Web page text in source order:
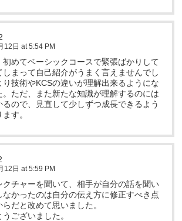
12日 at 5:54 PM
初めてベーシックコースで緊張ばかりして
しまって自己紹介がうまく言えませんでし
り技術やKCSの違いが理解出来るようにな
。ただ、また新たな知識が理解するのには
るので、見直して少しずつ成長できるよう
す。
12日 at 5:59 PM
クチャーを聞いて、相手が自分の話を聞い
なかったのは自分の伝え方に修正すべき点
だと改めて思いました。
ございました。